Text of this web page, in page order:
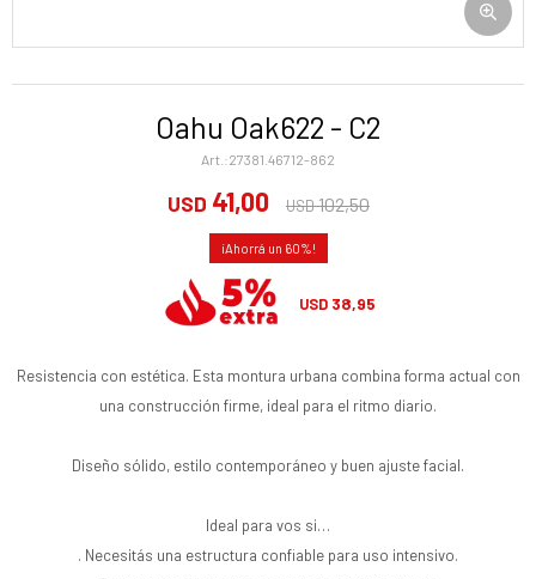
Oahu Oak622 - C2
27381.46712-862
USD 41,00 USD102,50
60
USD 38,95
Resistencia con estética. Esta montura urbana combina forma actual con
una construcción firme, ideal para el ritmo diario.
Diseño sólido, estilo contemporáneo y buen ajuste facial.
Ideal para vos si…
. Necesitás una estructura confiable para uso intensivo.